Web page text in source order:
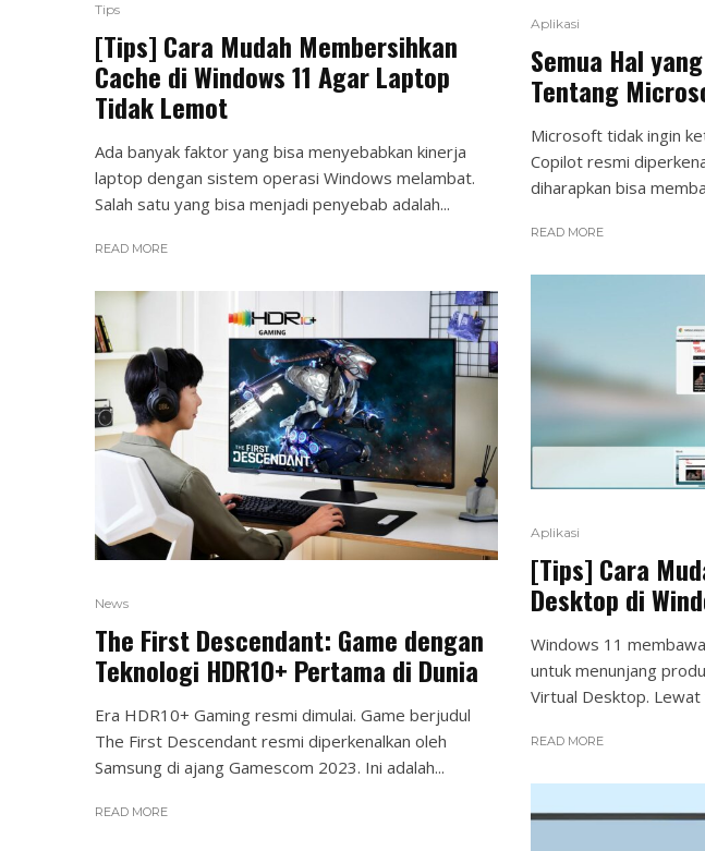
Tips
[Tips] Cara Mudah Membersihkan
Cache di Windows 11 Agar Laptop
Tidak Lemot
Ada banyak faktor yang bisa menyebabkan kinerja
laptop dengan sistem operasi Windows melambat.
Salah satu yang bisa menjadi penyebab adalah...
READ MORE
News
The First Descendant: Game dengan
Teknologi HDR10+ Pertama di Dunia
Era HDR10+ Gaming resmi dimulai. Game berjudul
The First Descendant resmi diperkenalkan oleh
Samsung di ajang Gamescom 2023. Ini adalah...
READ MORE
Aplikasi
Semua Hal
Tentang
Microsoft tidak ingin
Copilot resmi
diharapkan bisa
READ MORE
Aplikasi
[Tips] Cara
Desktop di
Windows 11
untuk menunjang
Virtual Desktop. Lewat
READ MORE